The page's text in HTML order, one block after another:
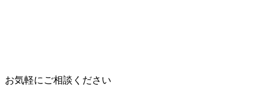
お気軽にご相談ください